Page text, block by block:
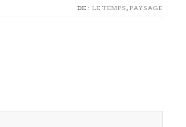
DE : LE TEMPS , PAYSAGE